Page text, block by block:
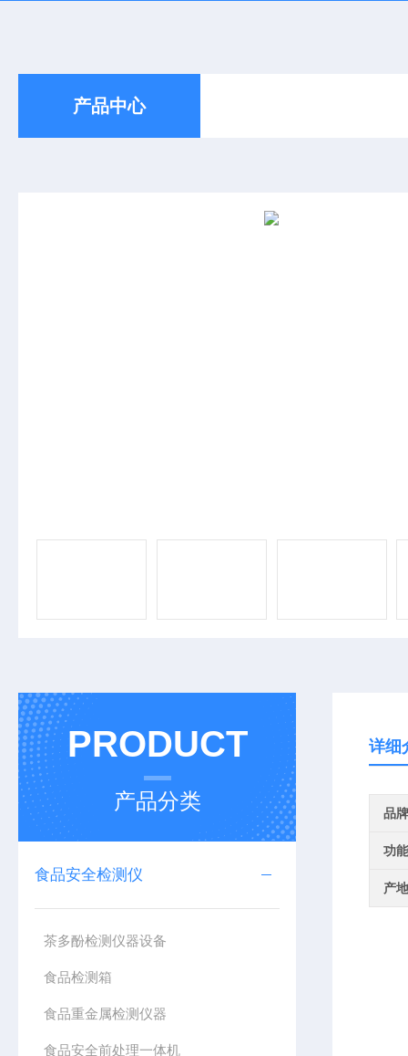
产品中心
PRODUCT
产品分类
食品安全检测仪
茶多酚检测仪器设备
食品检测箱
食品重金属检测仪器
食品安全前处理一体机
详细
品牌
功
产